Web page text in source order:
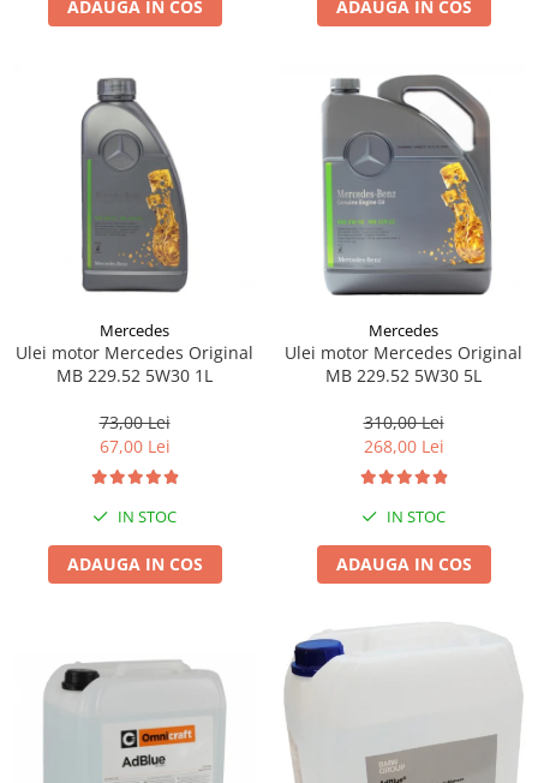
Lichid de frana
Filtre moto
Filtru combustibil
Buson golire ulei
Filtru ulei moto
Filtru aer moto
Intretinere si curatare filtre moto
Intretinere moto
Curatare moto
Covor moto
Genti bagaje moto
Suporti si placi prindere
ADAUGA IN COS ADAUGA IN COS
Mercedes
Ulei motor Mercedes Original
MB 229.52 5W30 1L
73,00 Lei
67,00 Lei
IN STOC
ADAUGA IN COS
Mercedes
Ulei motor Mercedes Original
MB 229.52 5W30 5L
310,00 Lei
268,00 Lei
IN STOC
ADAUGA IN COS